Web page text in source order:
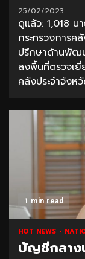
25/02/2023
ดูแล้ว: 1,018 น
กระทรวงการ
ปรึกษาด้านพัฒ
ลงพื้นที่ตรวจเยี่
คลังประจำจังหวั
1 min read
HOT NEWS
บัญชีกลาง